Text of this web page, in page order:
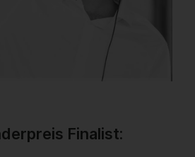
Finalist: